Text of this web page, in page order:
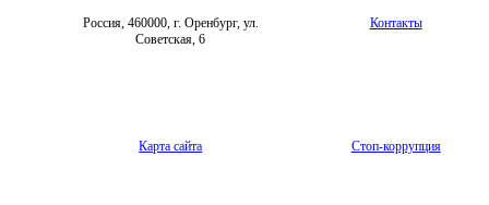
Россия, 460000, г. Оренбург, ул.
Советская, 6
Контакты
Карта сайта Стоп-коррупция